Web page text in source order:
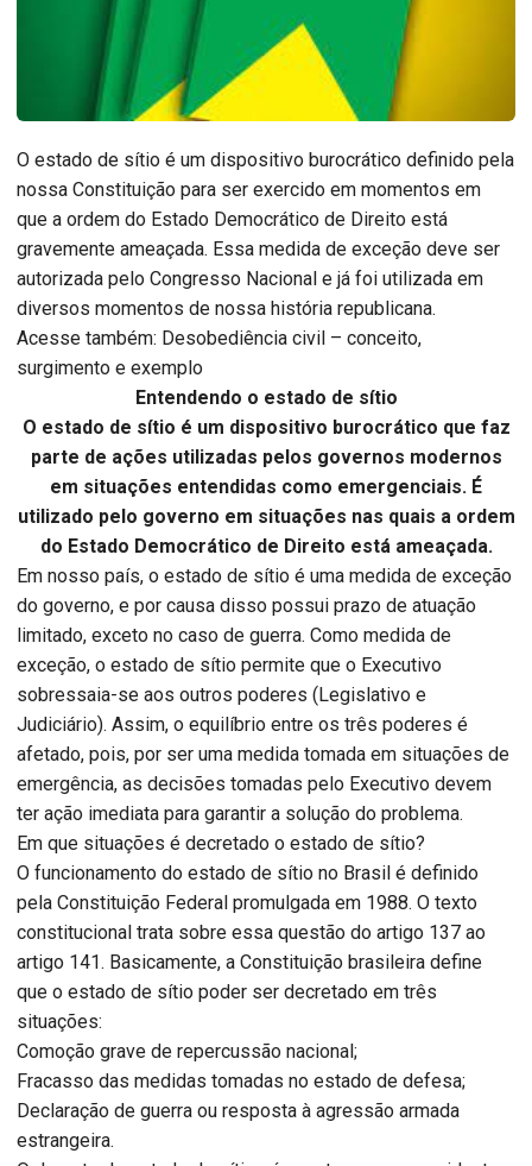
O estado de sítio é um dispositivo burocrático definido pela
nossa Constituição para ser exercido em momentos em
que a ordem do Estado Democrático de Direito está
gravemente ameaçada. Essa medida de exceção deve ser
autorizada pelo Congresso Nacional e já foi utilizada em
diversos momentos de nossa história republicana.
Acesse também: Desobediência civil – conceito,
surgimento e exemplo
Entendendo o estado de sítio
O estado de sítio é um dispositivo burocrático que faz
parte de ações utilizadas pelos governos modernos
em situações entendidas como emergenciais. É
utilizado pelo governo em situações nas quais a ordem
do Estado Democrático de Direito está ameaçada.
Em nosso país, o estado de sítio é uma medida de exceção
do governo, e por causa disso possui prazo de atuação
limitado, exceto no caso de guerra. Como medida de
exceção, o estado de sítio permite que o Executivo
sobressaia-se aos outros poderes (Legislativo e
Judiciário). Assim, o equilíbrio entre os três poderes é
afetado, pois, por ser uma medida tomada em situações de
emergência, as decisões tomadas pelo Executivo devem
ter ação imediata para garantir a solução do problema.
Em que situações é decretado o estado de sítio?
O funcionamento do estado de sítio no Brasil é definido
pela Constituição Federal promulgada em 1988. O texto
constitucional trata sobre essa questão do artigo 137 ao
artigo 141. Basicamente, a Constituição brasileira define
que o estado de sítio poder ser decretado em três
situações:
Comoção grave de repercussão nacional;
Fracasso das medidas tomadas no estado de defesa;
Declaração de guerra ou resposta à agressão armada
estrangeira.